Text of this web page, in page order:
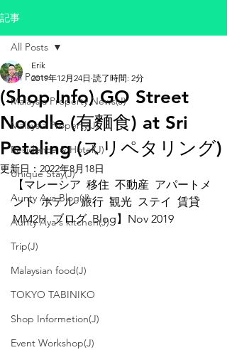
記事
All Posts
Malaysia Property News(J)
Malaysia Property(J)
Residence & Hotel(J)
Unique Stay(J)
Aunty Aya Blog(J)
Aunty Aya's kitchen(J)
Trip(J)
Malaysian food(J)
TOKYO TABINIKO
Shop Informetion(J)
Event Workshop(J)
All Posts
(Shop Info) GO Street
Noodle (有麵食) at Sri
Petaling (スリペタリング)
Erik
2019年12月24日 読了時間: 2分
更新日： 2022年8月18日
【マレーシア  移住  不動産  アパートメ
ント  ホテル  旅行  観光  ステイ  賃貸
MM2H  ブログ  Blog】Nov 2019